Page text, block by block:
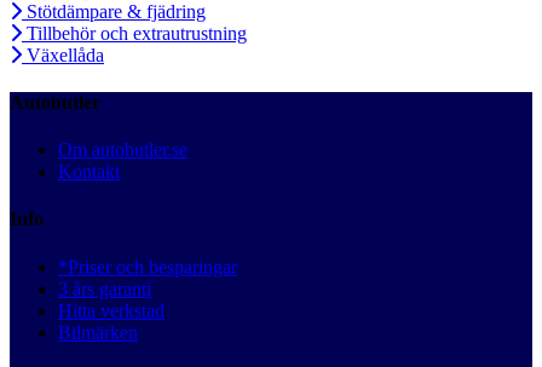
Stötdämpare & fjädring
Tillbehör och extrautrustning
Växellåda
Autobutler
Om autobutler.se
Kontakt
Info
*Priser och besparingar
3 års garanti
Hitta verkstad
Bilmärken